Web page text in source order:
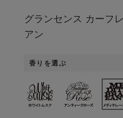
グランセンス カーフ
アン
香りを選ぶ